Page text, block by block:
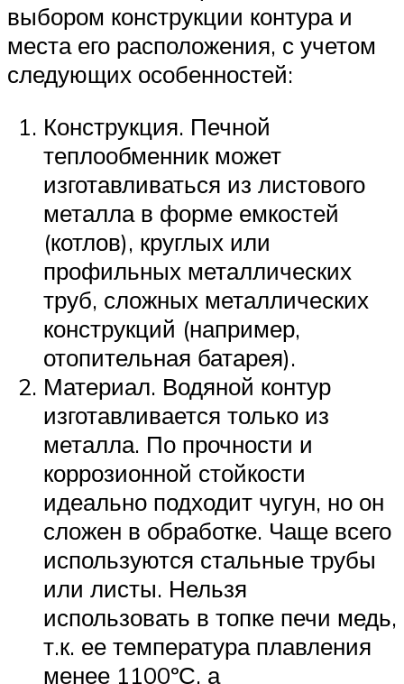
выбором конструкции контура и
места его расположения, с учетом
следующих особенностей:
Конструкция. Печной
теплообменник может
изготавливаться из листового
металла в форме емкостей
(котлов), круглых или
профильных металлических
труб, сложных металлических
конструкций (например,
отопительная батарея).
Материал. Водяной контур
изготавливается только из
металла. По прочности и
коррозионной стойкости
идеально подходит чугун, но он
сложен в обработке. Чаще всего
используются стальные трубы
или листы. Нельзя
использовать в топке печи медь,
т.к. ее температура плавления
менее 1100ºС, а